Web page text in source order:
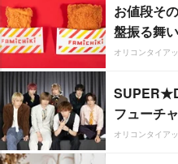
お値段そ
盤振る舞い
オリコンタイア
フューチ
オリコンタイア